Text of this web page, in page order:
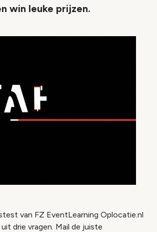
win leuke prijzen.
van FZ EventLearning Oplocatie.nl
drie vragen. Mail de juiste